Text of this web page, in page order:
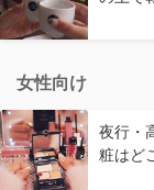
女性向け
夜行・
粧はど